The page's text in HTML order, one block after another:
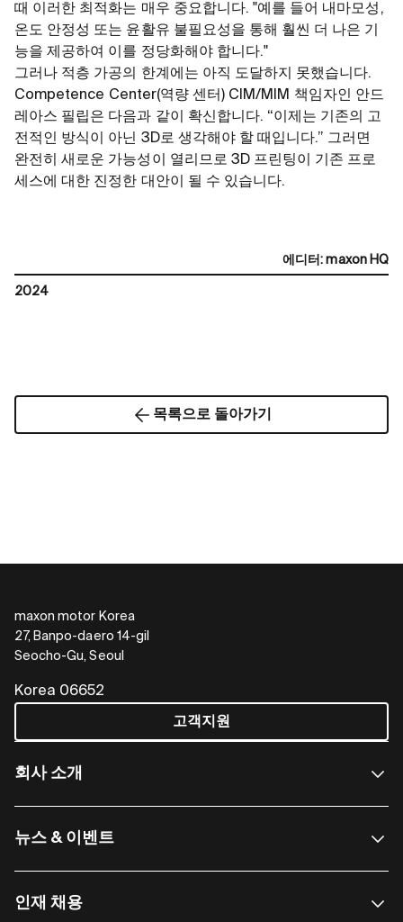
때 이러한 최적화는 매우 중요합니다. "예를 들어 내마모성,
온도 안정성 또는 윤활유 불필요성을 통해 훨씬 더 나은 기
능을 제공하여 이를 정당화해야 합니다."
그러나 적층 가공의 한계에는 아직 도달하지 못했습니다.
Competence Center(역량 센터) CIM/MIM 책임자인 안드
레아스 필립은 다음과 같이 확신합니다. “이제는 기존의 고
전적인 방식이 아닌 3D로 생각해야 할 때입니다.” 그러면
완전히 새로운 가능성이 열리므로 3D 프린팅이 기존 프로
세스에 대한 진정한 대안이 될 수 있습니다.
에디터: maxon HQ
2024
목록으로 돌아가기
maxon motor Korea
27, Banpo-daero 14-gil
Seocho-Gu, Seoul
Korea 06652
고객지원
회사 소개
뉴스 & 이벤트
인재 채용